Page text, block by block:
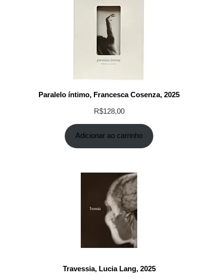
Paralelo íntimo, Francesca Cosenza, 2025
R$128,00
Adicionar ao carrinho
Travessia, Lucia Lang, 2025